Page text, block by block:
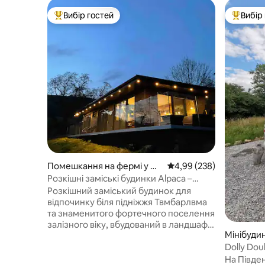
Топ вибір гостей
Вибір гостей
Помешкання на фермі у мі
сті Ріска
Середня оцінка: 4,99 з
4,99 (238)
Розкішні заміські будинки Alpaca –
Gardenfield Cabin
Розкішний заміський будинок для
відпочинку біля підніжжя Твмбарлвма
та знаменитого фортечного поселення
залізного віку, вбудований в ландшафт
Топ
Dolly
Брекон-
На